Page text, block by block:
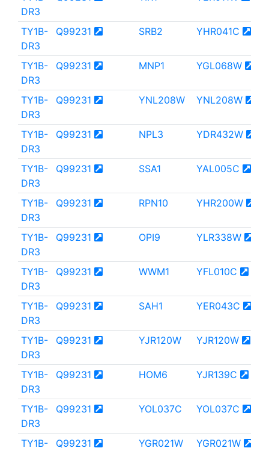
DR3
TY1B-
DR3
Q99231 SRB2 YHR041C
TY1B-
DR3
Q99231 MNP1 YGL068W
TY1B-
DR3
Q99231 YNL208W YNL208W
TY1B-
DR3
Q99231 NPL3 YDR432W
TY1B-
DR3
Q99231 SSA1 YAL005C
TY1B-
DR3
Q99231 RPN10 YHR200W
TY1B-
DR3
Q99231 OPI9 YLR338W
TY1B-
DR3
Q99231 WWM1 YFL010C
TY1B-
DR3
Q99231 SAH1 YER043C
TY1B-
DR3
Q99231 YJR120W YJR120W
TY1B-
DR3
Q99231 HOM6 YJR139C
TY1B-
DR3
Q99231 YOL037C YOL037C
TY1B-
Q99231 YGR021W YGR021W